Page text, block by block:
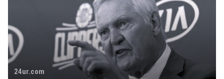
24ur.com